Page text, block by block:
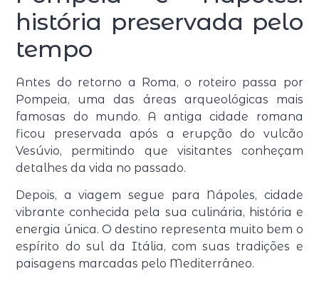
história preservada pelo
tempo
Antes do retorno a Roma, o roteiro passa por
Pompeia, uma das áreas arqueológicas mais
famosas do mundo. A antiga cidade romana
ficou preservada após a erupção do vulcão
Vesúvio, permitindo que visitantes conheçam
detalhes da vida no passado.
Depois, a viagem segue para Nápoles, cidade
vibrante conhecida pela sua culinária, história e
energia única. O destino representa muito bem o
espírito do sul da Itália, com suas tradições e
paisagens marcadas pelo Mediterrâneo.